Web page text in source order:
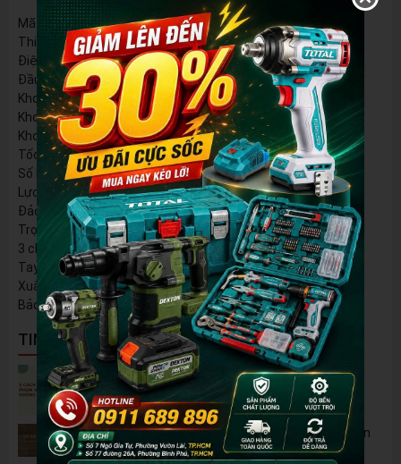
Mã sản phẩm: M21 – RH2603AVT – MOTER không chổi than
Thiết kế chống rung AVT
Điện Áp :21V chân pin phổ thông Makita
Đầu cặp SDS PLUS tháo lắp dễ dàng
Khoan bê tông tối đa mũi 26mm
Khoan gỗ 30mm
Khoan sắt 13mm
Tốc độ 800 vòng
Số lần đập búa: 3800
Lực đập 4,5J
Đảo Chiều : có
Trọng lượng thân máy : 3,7 Kg ( đóng gói 5,5kg)
3 chức năng: khoan sắt, khoan bê tông và đục bê tông
Tay cầm phụ tăng độ chắc chắn khi cầm nắm sử dụng máy
Xuất sứ: China
Bảo hành: 6 tháng
TIN NỔI BẬT
5 Cách Tận Dụng Máy Phun Xịt Áp Lực Cao
Không Chỉ Để Rửa Xe
Tủ Dụng Cụ CSPS: Giải Pháp Sắp Xếp Chuyên
Nghiệp Cho Mọi Xưởng Cơ Khí